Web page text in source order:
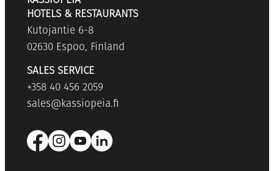
HOTELS & RESTAURANTS
Kutojantie 6-8
02630 Espoo, Finland
SALES SERVICE
+358 40 456 2059
sales@kassiopeia.fi